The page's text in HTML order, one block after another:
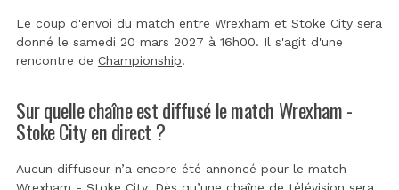
Le coup d'envoi du match entre Wrexham et Stoke City sera
donné le samedi 20 mars 2027 à 16h00. Il s'agit d'une
rencontre de Championship.
Sur quelle chaîne est diffusé le match Wrexham -
Stoke City en direct ?
Aucun diffuseur n’a encore été annoncé pour le match
Wrexham - Stoke City. Dès qu’une chaîne de télévision sera